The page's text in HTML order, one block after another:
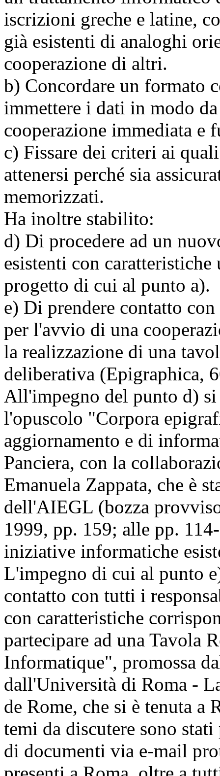
iscrizioni greche e latine,
già esistenti di analoghi
cooperazione di altri.
b) Concordare un formato
immettere i dati in modo
cooperazione immediata e
c) Fissare dei criteri ai
attenersi perché sia
memorizzati.
Ha inoltre stabilito:
d) Di procedere ad un
esistenti con
progetto di cui al punto a).
e) Di prendere contatto
per l'avvio di una
la realizzazione di una
deliberativa (Epigraphica,
All'impegno del punto d)
l'opuscolo "Corpora
aggiornamento e di
Panciera, con la
Emanuela Zappata, che è
dell'AIEGL (bozza
1999, pp. 159; alle pp.
iniziative informatiche
L'impegno di cui al punto
contatto con tutti i
con caratteristiche
partecipare ad una Tavola
Informatique", promossa
dall'Università di Roma -
de Rome, che si è tenuta
temi da discutere sono
di documenti via e-mail